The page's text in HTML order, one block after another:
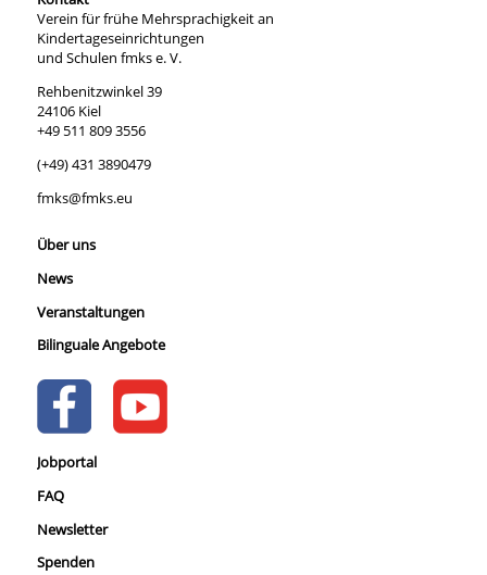
Verein für frühe Mehrsprachigkeit an
Kindertageseinrichtungen
und Schulen fmks e. V.
Rehbenitzwinkel 39
24106 Kiel
+49 511 809 3556
(+49) 431 3890479
fmks@fmks.eu
Über uns
News
Veranstaltungen
Bilinguale Angebote
Jobportal
FAQ
Newsletter
Spenden